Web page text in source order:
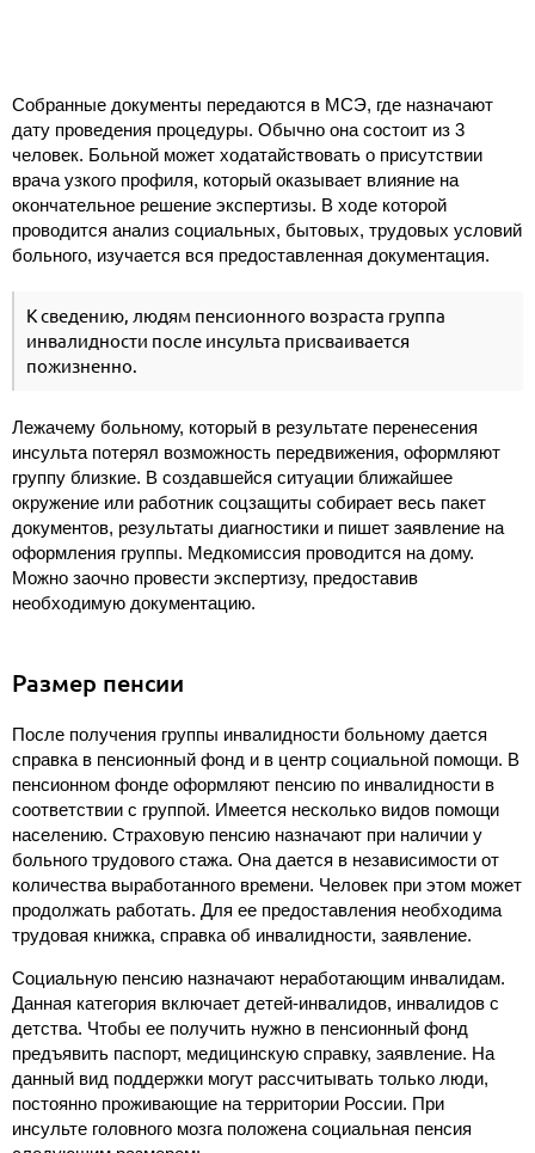
Собранные документы передаются в МСЭ, где назначают
дату проведения процедуры. Обычно она состоит из 3
человек. Больной может ходатайствовать о присутствии
врача узкого профиля, который оказывает влияние на
окончательное решение экспертизы. В ходе которой
проводится анализ социальных, бытовых, трудовых условий
больного, изучается вся предоставленная документация.
К сведению, людям пенсионного возраста группа
инвалидности после инсульта присваивается
пожизненно.
Лежачему больному, который в результате перенесения
инсульта потерял возможность передвижения, оформляют
группу близкие. В создавшейся ситуации ближайшее
окружение или работник соцзащиты собирает весь пакет
документов, результаты диагностики и пишет заявление на
оформления группы. Медкомиссия проводится на дому.
Можно заочно провести экспертизу, предоставив
необходимую документацию.
Размер пенсии
После получения группы инвалидности больному дается
справка в пенсионный фонд и в центр социальной помощи. В
пенсионном фонде оформляют пенсию по инвалидности в
соответствии с группой. Имеется несколько видов помощи
населению. Страховую пенсию назначают при наличии у
больного трудового стажа. Она дается в независимости от
количества выработанного времени. Человек при этом может
продолжать работать. Для ее предоставления необходима
трудовая книжка, справка об инвалидности, заявление.
Социальную пенсию назначают неработающим инвалидам.
Данная категория включает детей-инвалидов, инвалидов с
детства. Чтобы ее получить нужно в пенсионный фонд
предъявить паспорт, медицинскую справку, заявление. На
данный вид поддержки могут рассчитывать только люди,
постоянно проживающие на территории России. При
инсульте головного мозга положена социальная пенсия